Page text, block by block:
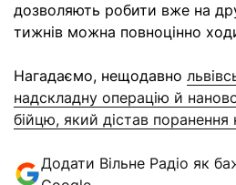
дозволяють робити вже на
тижнів можна повноцінно
Нагадаємо, нещодавно
надскладну операцію й
бійцю, який дістав поранення
Додати Вільне Радіо як